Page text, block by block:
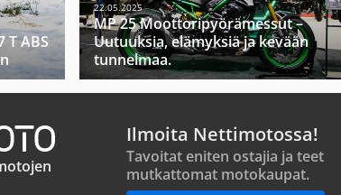
T ABS
22.05.2025
MP 25 Moottoripyörämessut –
Uutuuksia, elämyksiä ja kevään
tunnelmaa.
Ilmoita Nettimotossa!
Tavoitat eniten ostajia ja teet
mutkattomat motokaupat.